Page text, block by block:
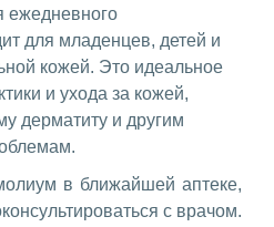
ежедневного
для младенцев, детей и
кожей. Это идеальное
и ухода за кожей,
дерматиту и другим
в ближайшей аптеке,
с врачом.